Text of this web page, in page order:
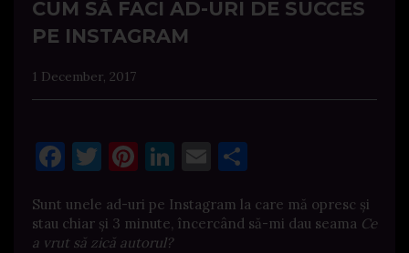
CUM SĂ FACI AD-URI DE SUCCES
PE INSTAGRAM
1 December, 2017
Facebook
Twitter
Pinterest
LinkedIn
Email
Sunt unele ad-uri pe Instagram la care mă opresc și
stau chiar și 3 minute, încercând să-mi dau seama Ce
a vrut să zică autorul?